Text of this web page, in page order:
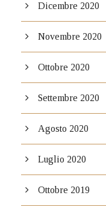
Dicembre 2020
Novembre 2020
Ottobre 2020
Settembre 2020
Agosto 2020
Luglio 2020
Ottobre 2019